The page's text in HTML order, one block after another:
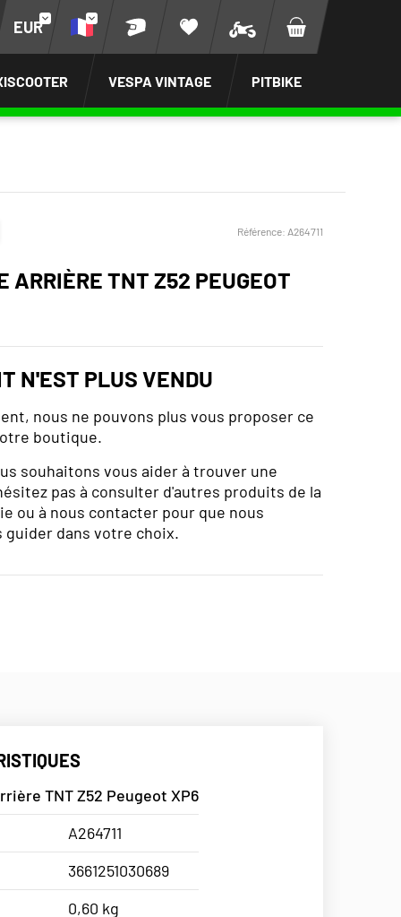
EUR
VESPA VINTAGE PITBIKE
Référence: A264711
ARRIÈRE TNT Z52 PEUGEOT
N'EST PLUS VENDU
nous ne pouvons plus vous proposer ce
boutique.
souhaitons vous aider à trouver une
pas à consulter d'autres produits de la
ou à nous contacter pour que nous
guider dans votre choix.
TNT Z52 Peugeot XP6
A264711
3661251030689
0,60 kg